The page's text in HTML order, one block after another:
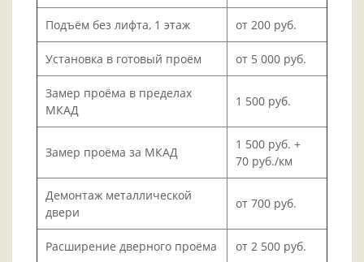
Подъём без лифта, 1 этаж от 200 руб.
Установка в готовый проём от 5 000 руб.
Замер проёма в пределах
МКАД
1 500 руб.
Замер проёма за МКАД
1 500 руб. +
70 руб./км
Демонтаж металлической
двери
от 700 руб.
Расширение дверного проёма от 2 500 руб.